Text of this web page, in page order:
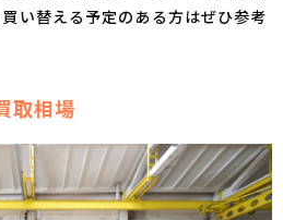
い替える予定のある方はぜひ参考
取相場